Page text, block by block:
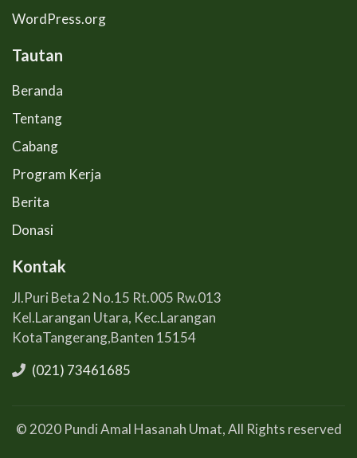
WordPress.org
Tautan
Beranda
Tentang
Cabang
Program Kerja
Berita
Donasi
Kontak
Jl.Puri Beta 2 No.15 Rt.005 Rw.013
Kel.Larangan Utara, Kec.Larangan
KotaTangerang,Banten 15154
(021) 73461685
© 2020 Pundi Amal Hasanah Umat, All Rights reserved